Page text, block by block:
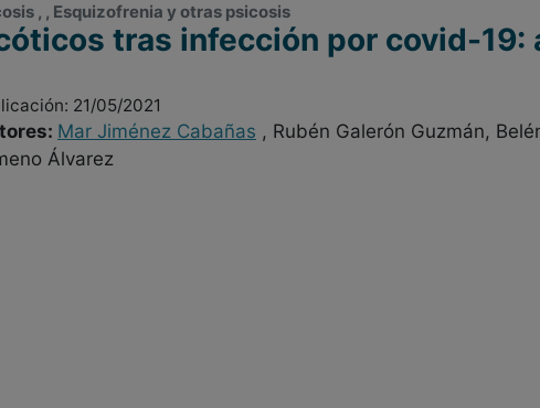
, , Esquizofrenia y otras psicosis
tras infección por covid-19:
21/05/2021
Mar Jiménez Cabañas , Rubén Galerón Guzmán,
Álvarez